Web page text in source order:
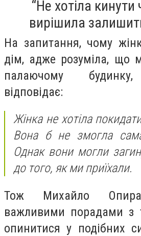
“Не хотіла кинути
вирішила
На запитання, чому
дім, адже розуміла, що
палаючому будинку,
відповідає:
Жінка не хотіла
Вона б не змогла
Однак вони могли
до того, як ми приїхали.
Тож Михайло
важливими порадами з
опинитися у подібних